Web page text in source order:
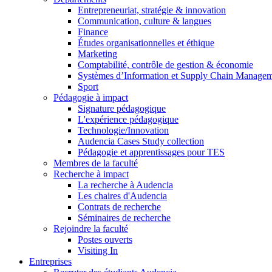
Entrepreneuriat, stratégie & innovation
Communication, culture & langues
Finance
Études organisationnelles et éthique
Marketing
Comptabilité, contrôle de gestion & économie
Systèmes d’Information et Supply Chain
Sport
Pédagogie à impact
Signature pédagogique
L'expérience pédagogique
Technologie/Innovation
Audencia Cases Study collection
Pédagogie et apprentissages pour TES
Membres de la faculté
Recherche à impact
La recherche à Audencia
Les chaires d'Audencia
Contrats de recherche
Séminaires de recherche
Rejoindre la faculté
Postes ouverts
Visiting In
Entreprises